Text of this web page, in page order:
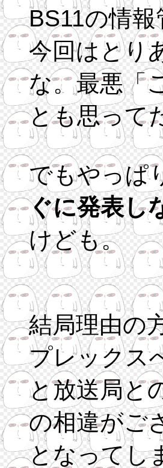
BS11の情
今回はとり
な。最悪「
とも思って
でもやっぱ
ぐに発表し
けども。
結局理由の
プレックス
と放送局と
の相違がご
となってし